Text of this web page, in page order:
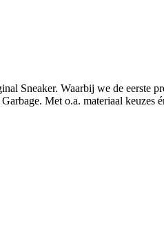
Sneaker. Waarbij we de eerste
Met o.a. materiaal